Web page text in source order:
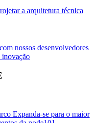
a arquitetura técnica
nossos desenvolvedores
inovação
Expanda-se para o maior